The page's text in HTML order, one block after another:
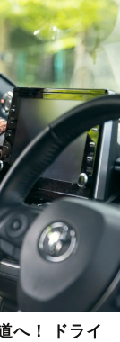
へ！ ドライ